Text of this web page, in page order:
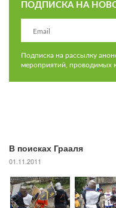
ПОДПИСКА НА
Подписка на рассылку
мероприятий, проводимых
В поисках Грааля
01.11.2011